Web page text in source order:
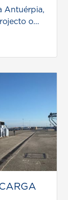
Antuérpia,
o...